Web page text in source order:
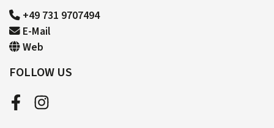
+49 731 9707494
E-Mail
Web
FOLLOW US
FacebookInstagram